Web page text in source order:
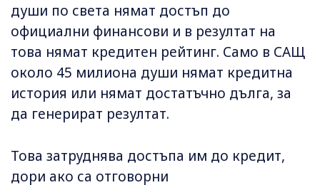
души по света нямат достъп до
официални финансови и в резултат на
това нямат кредитен рейтинг. Само в САЩ
около 45 милиона души нямат кредитна
история или нямат достатъчно дълга, за
да генерират резултат.
Това затруднява достъпа им до кредит,
дори ако са отговорни